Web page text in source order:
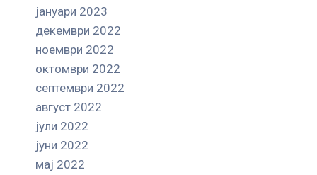
јануари 2023
декември 2022
ноември 2022
октомври 2022
септември 2022
август 2022
јули 2022
јуни 2022
мај 2022